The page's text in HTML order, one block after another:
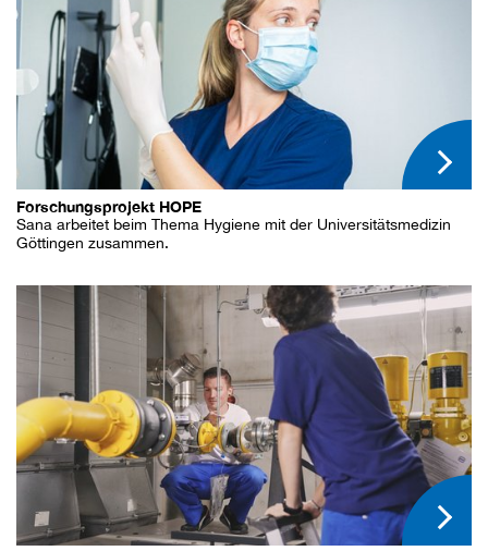
Forschungsprojekt HOPE
Sana arbeitet beim Thema Hygiene mit der Universitätsmedizin
Göttingen zusammen.